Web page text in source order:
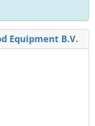
Equipment B.V.